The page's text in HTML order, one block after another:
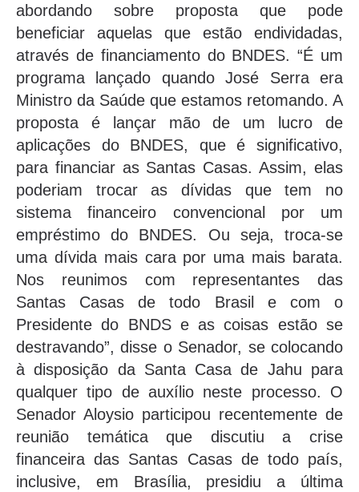
abordando sobre proposta que pode
beneficiar aquelas que estão endividadas,
através de financiamento do BNDES. “É um
programa lançado quando José Serra era
Ministro da Saúde que estamos retomando. A
proposta é lançar mão de um lucro de
aplicações do BNDES, que é significativo,
para financiar as Santas Casas. Assim, elas
poderiam trocar as dívidas que tem no
sistema financeiro convencional por um
empréstimo do BNDES. Ou seja, troca-se
uma dívida mais cara por uma mais barata.
Nos reunimos com representantes das
Santas Casas de todo Brasil e com o
Presidente do BNDS e as coisas estão se
destravando”, disse o Senador, se colocando
à disposição da Santa Casa de Jahu para
qualquer tipo de auxílio neste processo. O
Senador Aloysio participou recentemente de
reunião temática que discutiu a crise
financeira das Santas Casas de todo país,
inclusive, em Brasília, presidiu a última